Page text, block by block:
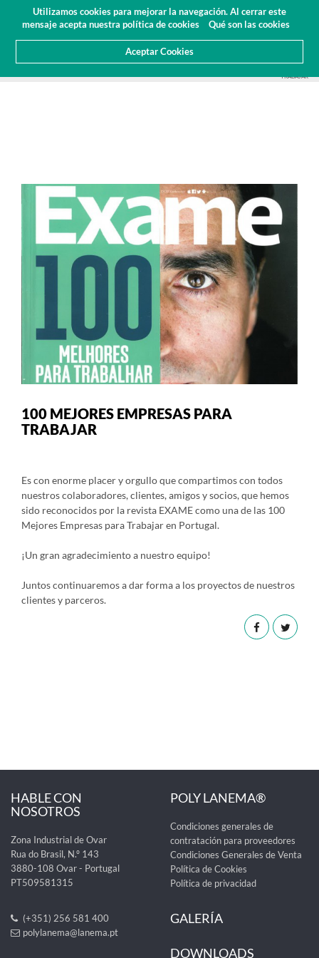
Utilizamos cookies para mejorar la navegación. Al cerrar este
mensaje acepta nuestra política de cookies
Qué son las cookies
Aceptar Cookies
Área Cliente
Presupuesto(0)
TRABAJAR
100 MEJORES EMPRESAS PARA
TRABAJAR
Es con enorme placer y orgullo que compartimos con todos
nuestros colaboradores, clientes, amigos y socios, que hemos
sido reconocidos por la revista EXAME como una de las 100
Mejores Empresas para Trabajar en Portugal.
¡Un gran agradecimiento a nuestro equipo!
Juntos continuaremos a dar forma a los proyectos de nuestros
clientes y parceros.
HABLE CON
NOSOTROS
Zona Industrial de Ovar
Rua do Brasil, N.º 143
3880-108 Ovar - Portugal
PT509581315
(+351) 256 581 400
polylanema@lanema.pt
POLY LANEMA®
Condiciones generales de
contratación para proveedores
Condiciones Generales de Venta
Política de Cookies
Política de privacidad
GALERÍA
DOWNLOADS